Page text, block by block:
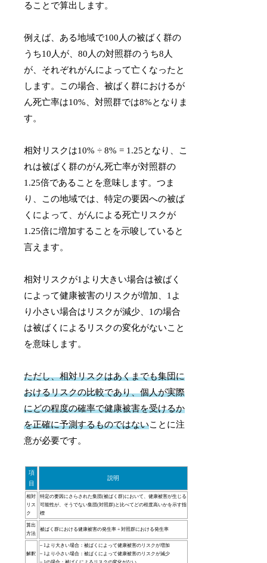
ることで算出します。
例えば、ある地域で100人の被ばく群の
うち10人が、80人の対照群のうち8人
が、それぞれがんによって亡くなったと
します。この場合、被ばく群におけるが
ん死亡率は10%、対照群では8%となりま
す。
相対リスクは10% ÷ 8% = 1.25となり、こ
れは被ばく群のがん死亡率が対照群の
1.25倍であることを意味します。つま
り、この地域では、特定の要因への被ば
くによって、がんによる死亡リスクが
1.25倍に増加することを示唆していると
言えます。
相対リスクが1より大きい場合は被ばく
によって健康被害のリスクが増加、1よ
り小さい場合はリスクが減少、1の場合
は被ばくによるリスクの変化がないこと
を意味します。
ただし、相対リスクはあくまでも集団に
おけるリスクの比較であり、個人が実際
にどの程度の確率で健康被害を受けるか
を正確に予測するものではないことに注
意が必要です。
項
目
説明
相対
リス
ク
特定の要因にさらされた集団(被ばく群)において、健康被害が生じる
可能性が、そうでない集団(対照群)と比べてどの程度高いかを示す指
標
算出
方法
被ばく群における健康被害の発生率 ÷ 対照群における発生率
解釈
– 1より大きい場合：被ばくによって健康被害のリスクが増加
– 1より小さい場合：被ばくによって健康被害のリスクが減少
– 1の場合：被ばくによるリスクの変化がない